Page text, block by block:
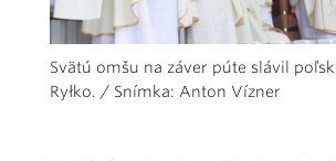
Svätú omšu na záver púte slávil
Ryłko. / Snímka: Anton Vízner